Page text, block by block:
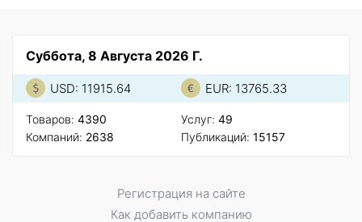
Суббота, 8 Августа 2026 Г.
USD: 11915.64 EUR: 13765.33
Товаров: 4390
Компаний: 2638
Услуг: 49
Публикаций: 15157
Регистрация на сайте
Как добавить компанию